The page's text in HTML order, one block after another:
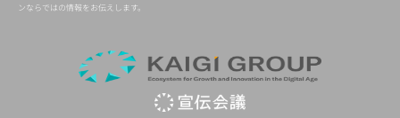
ンならではの情報をお伝えします。